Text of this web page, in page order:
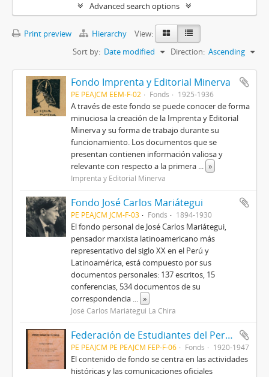
Advanced search options
Print preview Hierarchy
View:
Sort by: Date modified Direction: Ascending
Fondo Imprenta y Editorial Minerva
PE PEAJCM EEM-F-02 Fonds 1925-1936
A través de este fondo se puede conocer de forma
minuciosa la creación de la Imprenta y Editorial
Minerva y su forma de trabajo durante su
funcionamiento. Los documentos que se
presentan contienen información valiosa y
relevante con respecto a la primera ... »
Imprenta y Editorial Minerva
Fondo José Carlos Mariátegui
PE PEAJCM JCM-F-03 Fonds 1894-1930
El fondo personal de José Carlos Mariátegui,
pensador marxista latinoamericano más
representativo del siglo XX en el Perú y
Latinoamérica, está compuesto por sus
documentos personales: 137 escritos, 15
conferencias, 534 documentos de su
correspondencia ... »
José Carlos Mariátegui La Chira
Federación de Estudiantes del Perú (Fondo)
PE PEAJCM PE PEAJCM FEP-F-06 Fonds 1920-1947
El contenido de fondo se centra en las actividades
históricas y las comunicaciones oficiales